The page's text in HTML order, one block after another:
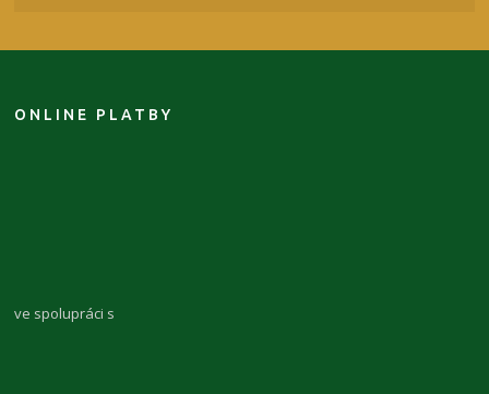
ONLINE PLATBY
ve spolupráci s